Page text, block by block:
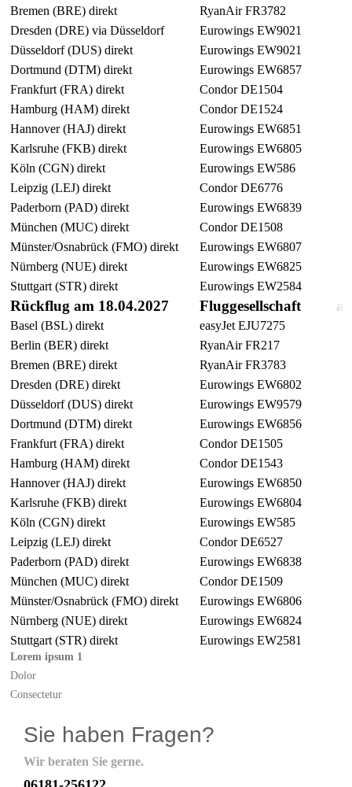
Bremen (BRE) direkt
RyanAir FR3782
Dresden (DRE) via Düsseldorf
Eurowings EW9021
Düsseldorf (DUS) direkt
Eurowings EW9021
Dortmund (DTM) direkt
Eurowings EW6857
Frankfurt (FRA) direkt
Condor DE1504
Hamburg (HAM) direkt
Condor DE1524
Hannover (HAJ) direkt
Eurowings EW6851
Karlsruhe (FKB) direkt
Eurowings EW6805
Köln (CGN) direkt
Eurowings EW586
Leipzig (LEJ) direkt
Condor DE6776
Paderborn (PAD) direkt
Eurowings EW6839
München (MUC) direkt
Condor DE1508
Münster/Osnabrück (FMO) direkt
Eurowings EW6807
Nürnberg (NUE) direkt
Eurowings EW6825
Stuttgart (STR) direkt
Eurowings EW2584
Rückflug am 18.04.2027 Fluggesellschaft
Basel (BSL) direkt
easyJet EJU7275
Berlin (BER) direkt
RyanAir FR217
Bremen (BRE) direkt
RyanAir FR3783
Dresden (DRE) direkt
Eurowings EW6802
Düsseldorf (DUS) direkt
Eurowings EW9579
Dortmund (DTM) direkt
Eurowings EW6856
Frankfurt (FRA) direkt
Condor DE1505
Hamburg (HAM) direkt
Condor DE1543
Hannover (HAJ) direkt
Eurowings EW6850
Karlsruhe (FKB) direkt
Eurowings EW6804
Köln (CGN) direkt
Eurowings EW585
Leipzig (LEJ) direkt
Condor DE6527
Paderborn (PAD) direkt
Eurowings EW6838
München (MUC) direkt
Condor DE1509
Münster/Osnabrück (FMO) direkt
Eurowings EW6806
Nürnberg (NUE) direkt
Eurowings EW6824
Stuttgart (STR) direkt
Eurowings EW2581
Lorem ipsum 1
Dolor
Consectetur
Sie haben Fragen?
Wir beraten Sie gerne.